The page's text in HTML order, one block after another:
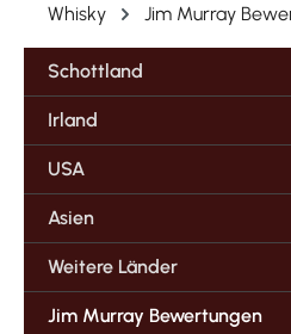
Whisky Jim Murray
Schottland
Irland
USA
Asien
Weitere Länder
Jim Murray Bewertungen